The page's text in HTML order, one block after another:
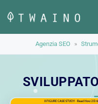
contenuto
Agenzia SEO »